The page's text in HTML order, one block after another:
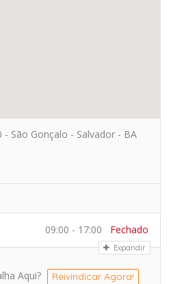
- São Gonçalo - Salvador - BA
Fechado
09:00 - 17:00
Expandir
Aqui? Reivindicar Agora!